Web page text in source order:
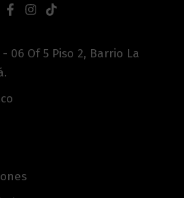
06 Of 5 Piso 2, Barrio La